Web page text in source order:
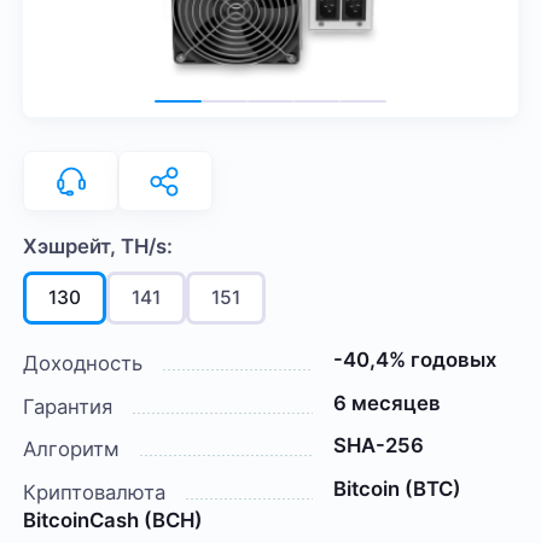
Хэшрейт, TH/s:
130 141 151
Доходность
-40,4% годовых
Гарантия
6 месяцев
Алгоритм
SHA-256
Криптовалюта
Bitcoin (BTC)
BitcoinCash (BCH)